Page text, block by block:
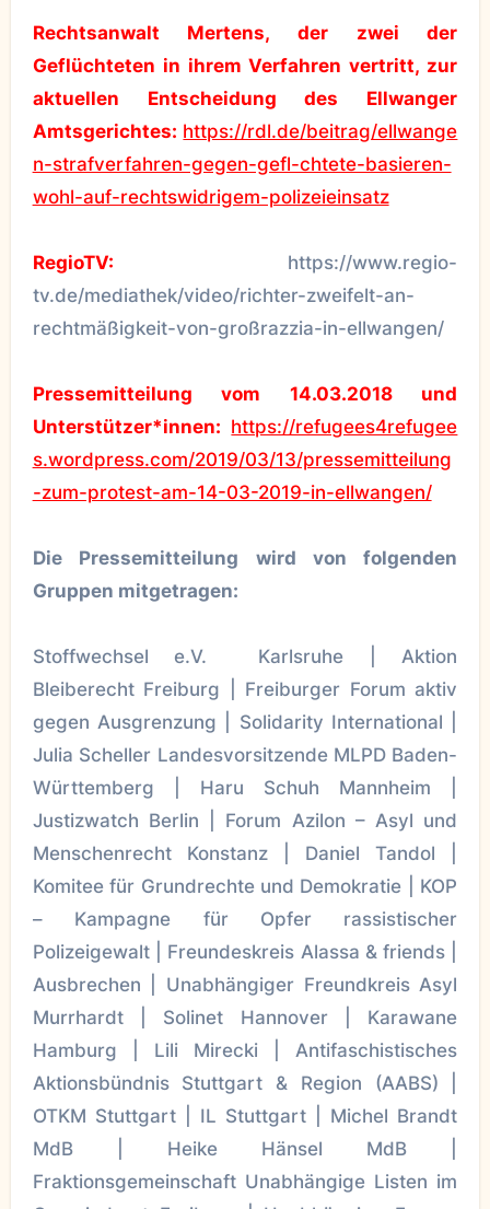
Rechtsanwalt Mertens, der zwei der
Geflüchteten in ihrem Verfahren vertritt, zur
aktuellen Entscheidung des Ellwanger
Amtsgerichtes: https://rdl.de/beitrag/ellwange
n-strafverfahren-gegen-gefl-chtete-basieren-
wohl-auf-rechtswidrigem-polizeieinsatz
RegioTV: https://www.regio-
tv.de/mediathek/video/richter-zweifelt-an-
rechtmäßigkeit-von-großrazzia-in-ellwangen/
Pressemitteilung vom 14.03.2018 und
Unterstützer*innen: https://refugees4refugee
s.wordpress.com/2019/03/13/pressemitteilung
-zum-protest-am-14-03-2019-in-ellwangen/
Die Pressemitteilung wird von folgenden
Gruppen mitgetragen:
Stoffwechsel e.V. Karlsruhe | Aktion
Bleiberecht Freiburg | Freiburger Forum aktiv
gegen Ausgrenzung | Solidarity International |
Julia Scheller Landesvorsitzende MLPD Baden-
Württemberg | Haru Schuh Mannheim |
Justizwatch Berlin | Forum Azilon – Asyl und
Menschenrecht Konstanz | Daniel Tandol |
Komitee für Grundrechte und Demokratie | KOP
– Kampagne für Opfer rassistischer
Polizeigewalt | Freundeskreis Alassa & friends |
Ausbrechen | Unabhängiger Freundkreis Asyl
Murrhardt | Solinet Hannover | Karawane
Hamburg | Lili Mirecki | Antifaschistisches
Aktionsbündnis Stuttgart & Region (AABS) |
OTKM Stuttgart | IL Stuttgart | Michel Brandt
MdB | Heike Hänsel MdB |
Fraktionsgemeinschaft Unabhängige Listen im